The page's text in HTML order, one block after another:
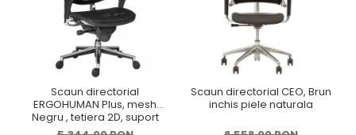
Scaun directorial
ERGOHUMAN Plus, mesh
Negru , tetiera 2D, suport
lombar, brate reglabile 3D
Scaun directorial CEO, Brun
inchis piele naturala